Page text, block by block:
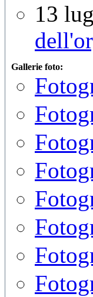
13
Gallerie foto: